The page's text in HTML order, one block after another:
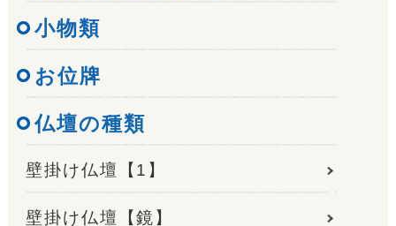
小物類
お位牌
仏壇の種類
壁掛け仏壇【1】
壁掛け仏壇【鏡】